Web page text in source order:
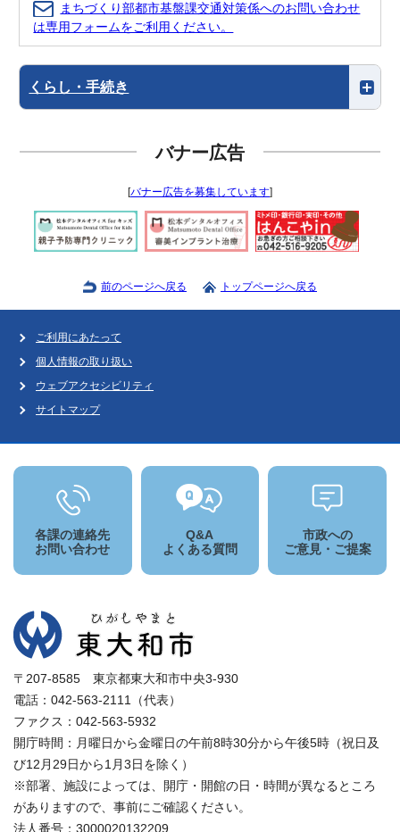
まちづくり部都市基盤課交通対策係へのお問い合わせ
は専用フォームをご利用ください。
くらし・手続き
バナー広告
[バナー広告を募集しています]
前のページへ戻る トップページへ戻る
ご利用にあたって
個人情報の取り扱い
ウェブアクセシビリティ
サイトマップ
各課の連絡先
お問い合わせ
Q&A
よくある質問
市政への
ご意見・ご提案
〒207-8585 東京都東大和市中央3-930
電話：042-563-2111（代表）
ファクス：042-563-5932
開庁時間：月曜日から金曜日の午前8時30分から午後5時（祝日及
び12月29日から1月3日を除く）
※部署、施設によっては、開庁・開館の日・時間が異なるところ
がありますので、事前にご確認ください。
法人番号：3000020132209